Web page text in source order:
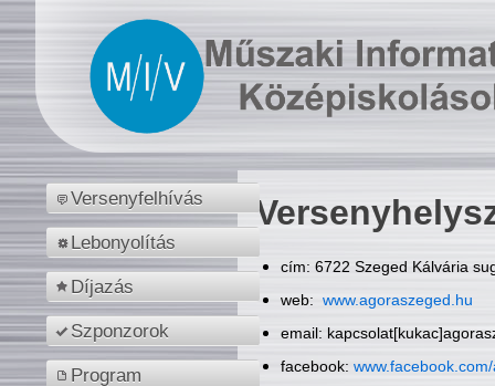
Versenyfelhívás
Lebonyolítás
Díjazás
Szponzorok
Program
cím: 6722 Szeged Kálvária
web: www.agoraszeged.hu
email:
facebook: